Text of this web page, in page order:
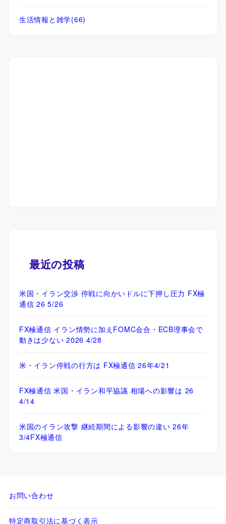
生活情報と雑学(66)
最近の投稿
米国・イラン交渉 停戦に向かいドルに下押し圧力 FX極
通信 26 5/26
FX極通信 イラン情勢に加えFOMC会合・ECB理事会で
動きは少ない 2026 4/28
米・イラン停戦の行方は FX極通信 26年4/21
FX極通信 米国・イラン和平協議 相場への影響は 26
4/14
米国のイラン攻撃 継続期間による影響の違い 26年
3/4FX極通信
お問い合わせ
特定商取引法に基づく表示